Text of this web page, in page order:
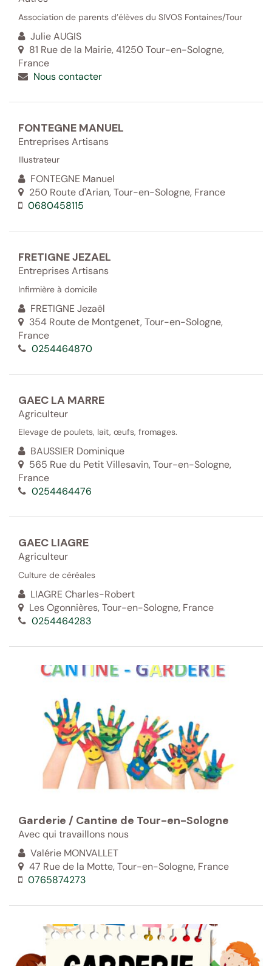
Association de parents d’élèves du SIVOS Fontaines/Tour
Julie AUGIS
81 Rue de la Mairie, 41250 Tour-en-Sologne,
France
Nous contacter
FONTEGNE MANUEL
Entreprises Artisans
Illustrateur
FONTEGNE Manuel
250 Route d'Arian, Tour-en-Sologne, France
0680458115
FRETIGNE JEZAEL
Entreprises Artisans
Infirmière à domicile
FRETIGNE Jezaël
354 Route de Montgenet, Tour-en-Sologne,
France
0254464870
GAEC LA MARRE
Agriculteur
Elevage de poulets, lait, œufs, fromages.
BAUSSIER Dominique
565 Rue du Petit Villesavin, Tour-en-Sologne,
France
0254464476
GAEC LIAGRE
Agriculteur
Culture de céréales
LIAGRE Charles-Robert
Les Ogonnières, Tour-en-Sologne, France
0254464283
Garderie / Cantine de Tour-en-Sologne
Avec qui travaillons nous
Valérie MONVALLET
47 Rue de la Motte, Tour-en-Sologne, France
0765874273